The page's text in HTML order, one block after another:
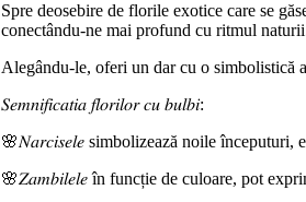
Spre deosebire de florile exotice care se
conectându-ne mai profund cu ritmul
Alegându-le, oferi un dar cu o simbolistică
𝑆𝑒𝑚𝑛𝑖𝑓𝑖𝑐𝑎𝑡𝑖𝑎 𝑓𝑙𝑜𝑟𝑖𝑙𝑜𝑟 𝑐𝑢 𝑏𝑢𝑙𝑏𝑖:
🌸𝑁𝑎𝑟𝑐𝑖𝑠𝑒𝑙𝑒 simbolizează noile
🌸𝑍𝑎𝑚𝑏𝑖𝑙𝑒𝑙𝑒 în funcție de culoare, pot